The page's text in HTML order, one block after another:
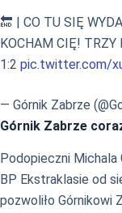
🔚 | CO TU SIĘ
KOCHAM CIĘ!
1:2 pic.twitter.com/
— Górnik Zabrze
Górnik Zabrze
Podopieczni Michala
BP Ekstraklasie od
pozwoliło Górnikowi